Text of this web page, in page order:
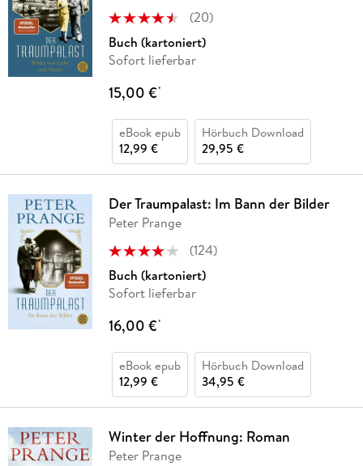
(20)
Buch (kartoniert)
Sofort lieferbar
15,00 €*
eBook epub
12,99 €
Hörbuch Download
29,95 €
Der Traumpalast: Im Bann der Bilder
Peter Prange
(124)
Buch (kartoniert)
Sofort lieferbar
16,00 €*
eBook epub
12,99 €
Hörbuch Download
34,95 €
Winter der Hoffnung: Roman
Peter Prange